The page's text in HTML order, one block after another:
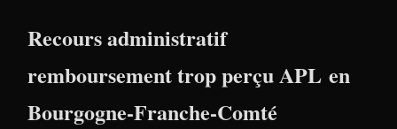
Recours administratif
remboursement trop perçu APL en
Bourgogne-Franche-Comté